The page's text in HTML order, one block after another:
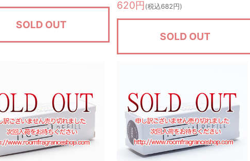
SOLD OUT
620円 (税込682円)
SOLD OUT